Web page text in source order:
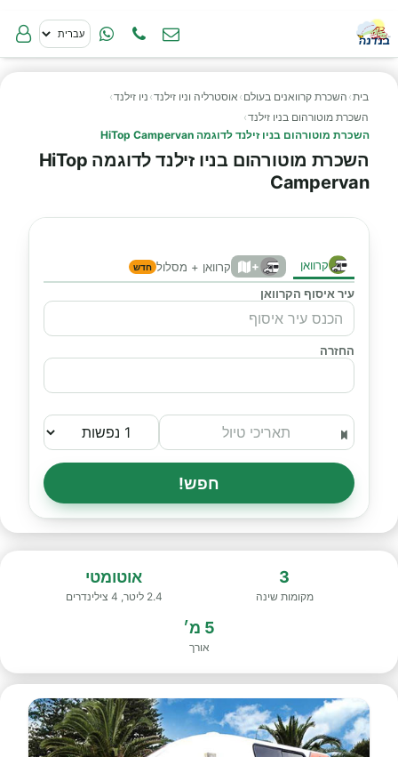
בית› השכרת קרוואנים בעולם › אוסטרליה וניו זילנד› ניו זילנד›
השכרת מוטורהום בניו זילנד›
השכרת מוטורהום בניו זילנד לדוגמה HiTop Campervan
השכרת מוטורהום בניו זילנד לדוגמה HiTop
Campervan
קרוואן + קרוואן + מסלול חדש
עיר איסוף הקרוואן
החזרה
חפש!
3
מקומות שינה
אוטומטי
2.4 ליטר, 4 צילינדרים
5 מ׳
אורך